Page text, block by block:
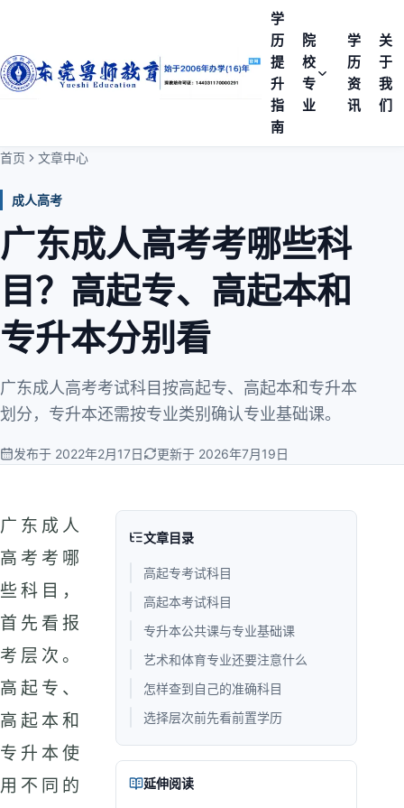
学
历
提
升
指
南
院
校
专
业
学
历
资
讯
关
于
我
们
首页 文章中心
成人高考
广东成人高考考哪些科
目？高起专、高起本和
专升本分别看
广东成人高考考试科目按高起专、高起本和专升本
划分，专升本还需按专业类别确认专业基础课。
发布于 2022年2月17日 更新于 2026年7月19日
广东成人
高考考哪
些科目，
首先看报
考层次。
高起专、
高起本和
专升本使
用不同的
文章目录
高起专考试科目
高起本考试科目
专升本公共课与专业基础课
艺术和体育专业还要注意什么
怎样查到自己的准确科目
选择层次前先看前置学历
延伸阅读